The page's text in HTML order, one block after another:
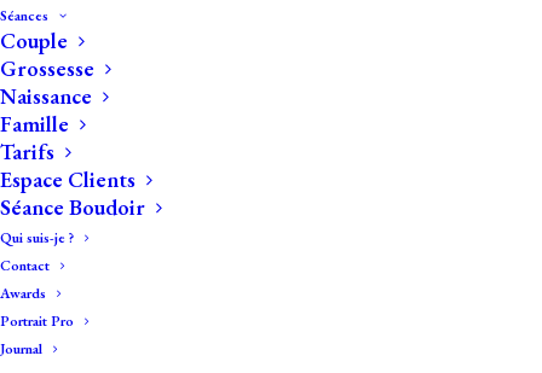
Séances
Couple
Grossesse
Naissance
Famille
Tarifs
Espace Clients
Séance Boudoir
Qui suis-je ?
Contact
Awards
Portrait Pro
Journal
Des photos imprimées : le
meilleur des souvenirs !
Je ne le répéterais jamais assez souvent !
A l’heure du tout numérique, on a des centaines de
photos sur nos smartphone, sur nos ordinateurs …